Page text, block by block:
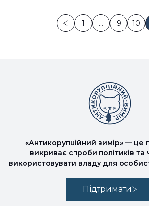
1 … 9 10
«Антикорупційний вимір» — це
викриває спроби політиків та
використовувати владу для
Підтримати